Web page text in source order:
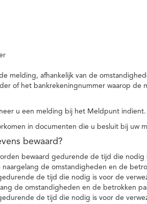
melding, afhankelijk van de
of het bankrekeningnummer waarop
u een melding bij het Meldpunt indient.
in documenten die u besluit bij uw
bewaard?
bewaard gedurende de tijd die nodig
naargelang de omstandigheden en de
de tijd die nodig is voor de
de omstandigheden en de betrokken
de tijd die nodig is voor de